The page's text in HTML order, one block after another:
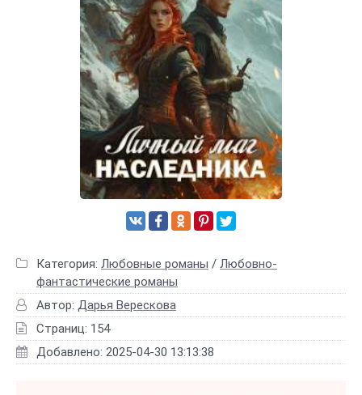
Категория: Любовные романы / Любовно-
фантастические романы
Автор: Дарья Верескова
Страниц: 154
Добавлено: 2025-04-30 13:13:38